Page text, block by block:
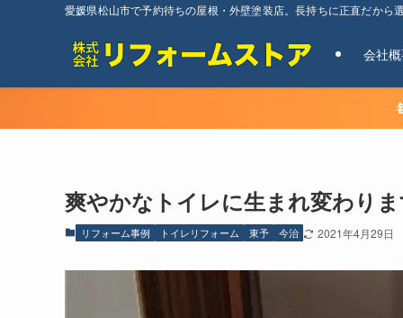
愛媛県松山市で予約待ちの屋根・外壁塗装店。長持ちに正直だから
会社
爽やかなトイレに生まれ変わ
リフォーム事例 トイレリフォーム 東予 今治 2021年4月29日